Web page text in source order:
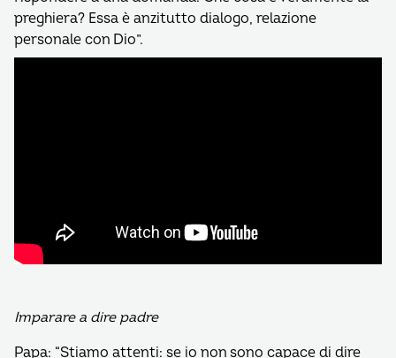
preghiera? Essa è anzitutto dialogo, relazione
personale con Dio”.
Imparare a dire padre
Papa: “Stiamo attenti: se io non sono capace di dire